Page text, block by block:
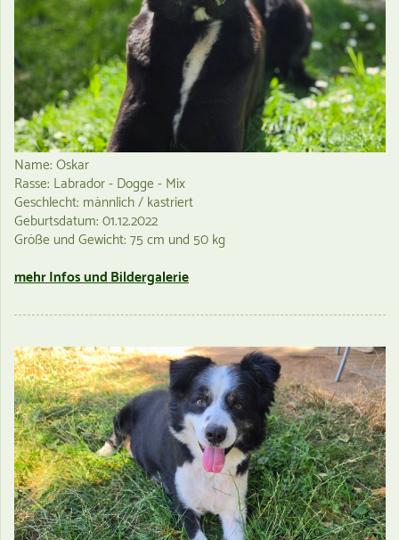
Name: Oskar
Rasse: Labrador - Dogge - Mix
Geschlecht: männlich / kastriert
Geburtsdatum: 01.12.2022
Größe und Gewicht: 75 cm und 50 kg
mehr Infos und Bildergalerie